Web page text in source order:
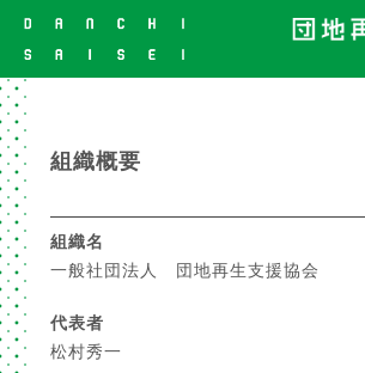
組織概要
組織名
一般社団法人 団地再生支援協会
代表者
松村秀一